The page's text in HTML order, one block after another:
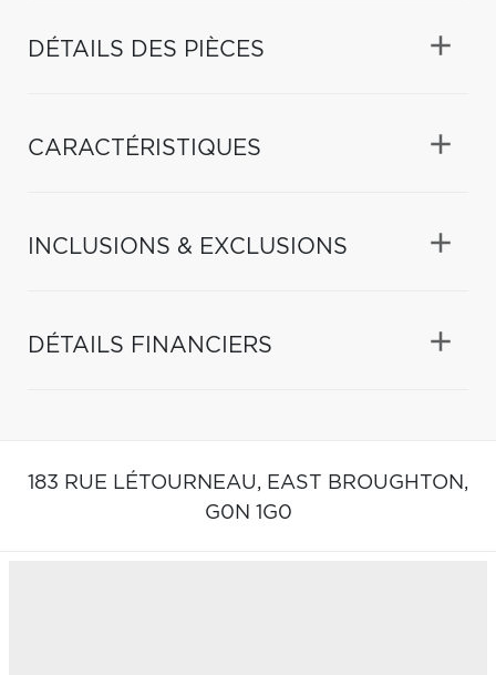
DÉTAILS DES PIÈCES
CARACTÉRISTIQUES
INCLUSIONS & EXCLUSIONS
DÉTAILS FINANCIERS
183 RUE LÉTOURNEAU, EAST BROUGHTON,
G0N 1G0